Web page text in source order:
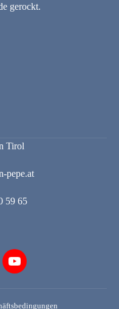
gerockt.
Tirol
pepe.at
59 65